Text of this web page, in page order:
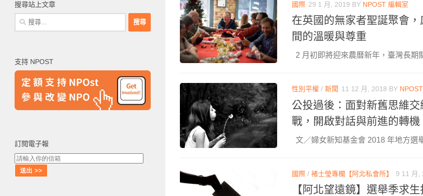
國際 29 1 月, 2019 BY NPOST 編輯室
在英國的無家者聖誕聚會
間的溫暖與尊重
2 月初即將迎來農曆新年，臺灣長期
性別平權 / 新聞 11 12 月, 2018 BY
公投過後：面對新舊思維
戰，開啟對話與前進的轉機
文／婦女新知基金會 2018 年地方選
國際 / 褚士瑩專欄【阿北私會所】 9 11 月,
【阿北望遠鏡】選舉季求
搜尋站上文章
搜
尋
字:
支持 NPOST
訂閱電子報